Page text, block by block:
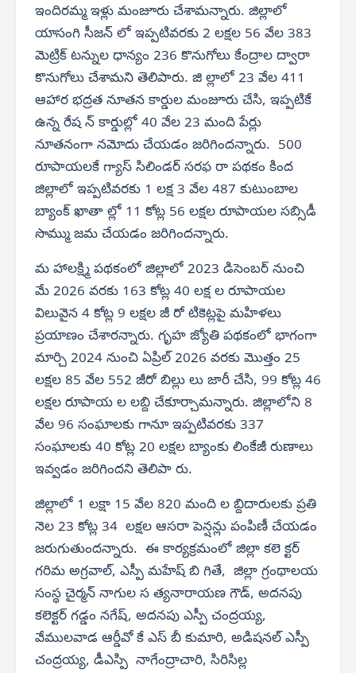
ఇందిరమ్మ ఇళ్లు మంజూరు చేశామన్నారు. జిల్లాలో
యాసంగి సీజన్ లో ఇప్పటివరకు 2 లక్షల 56 వేల 383
మెట్రిక్ టన్నుల ధాన్యం 236 కొనుగోలు కేంద్రాల ద్వారా
కొనుగోలు చేశామని తెలిపారు. జి ల్లాలో 23 వేల 411
ఆహార భద్రత నూతన కార్డుల మంజూరు చేసి, ఇప్పటికే
ఉన్న రేష న్ కార్డుల్లో 40 వేల 23 మంది పేర్లు
నూతనంగా నమోదు చేయడం జరిగిందన్నారు. 500
రూపాయలకే గ్యాస్ సిలిండర్ సరఫ రా పథకం కింద
జిల్లాలో ఇప్పటివరకు 1 లక్ష 3 వేల 487 కుటుంబాల
బ్యాంక్ ఖాతా ల్లో 11 కోట్ల 56 లక్షల రూపాయల సబ్సిడీ
సొమ్ము జమ చేయడం జరిగిందన్నారు.
మ హాలక్ష్మి పథకంలో జిల్లాలో 2023 డిసెంబర్ నుంచి
మే 2026 వరకు 163 కోట్ల 40 లక్ష ల రూపాయల
విలువైన 4 కోట్ల 9 లక్షల జీ రో టికెట్లపై మహిళలు
ప్రయాణం చేశారన్నారు. గృహ జ్యోతి పథకంలో భాగంగా
మార్చి 2024 నుంచి ఏప్రిల్ 2026 వరకు మొత్తం 25
లక్షల 85 వేల 552 జీరో బిల్లు లు జారీ చేసి, 99 కోట్ల 46
లక్షల రూపాయ ల లబ్ది చేకూర్చామన్నారు. జిల్లాలోని 8
వేల 96 సంఘాలకు గానూ ఇప్పటివరకు 337
సంఘాలకు 40 కోట్ల 20 లక్షల బ్యాంకు లింకేజీ రుణాలు
ఇవ్వడం జరిగిందని తెలిపా రు.
జిల్లాలో 1 లక్షా 15 వేల 820 మంది ల బ్దిదారులకు ప్రతి
నెల 23 కోట్ల 34 లక్షల ఆసరా పెన్షన్లు పంపిణీ చేయడం
జరుగుతుందన్నారు. ఈ కార్యక్రమంలో జిల్లా కలె క్టర్
గరిమ అగ్రవాల్, ఎస్పీ మహేష్ బి గితే, జిల్లా గ్రంథాలయ
సంస్థ చైర్మన్ నాగుల స త్యనారాయణ గౌడ్, అదనపు
కలెక్టర్ గడ్డం నగేష్, అదనపు ఎస్పీ చంద్రయ్య,
వేములవాడ ఆర్డీవో కే ఎస్ బీ కుమారి, అడిషనల్ ఎస్పీ
చంద్రయ్య, డీఎస్పి నాగేంద్రాచారి, సిరిసిల్ల